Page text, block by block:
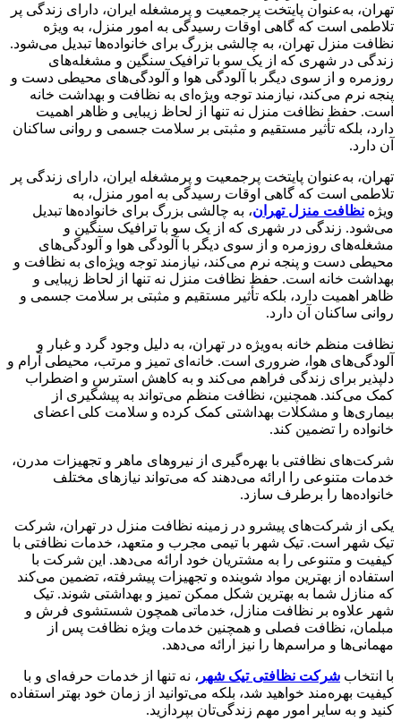
تهران، به‌عنوان پایتخت پرجمعیت و پرمشغله ایران، دارای زندگی پر
تلاطمی است که گاهی اوقات رسیدگی به امور منزل، به ویژه
نظافت منزل تهران، به چالشی بزرگ برای خانواده‌ها تبدیل می‌شود.
زندگی در شهری که از یک سو با ترافیک سنگین و مشغله‌های
روزمره و از سوی دیگر با آلودگی هوا و آلودگی‌های محیطی دست و
پنجه نرم می‌کند، نیازمند توجه ویژه‌ای به نظافت و بهداشت خانه
است. حفظ نظافت منزل نه تنها از لحاظ زیبایی و ظاهر اهمیت
دارد، بلکه تأثیر مستقیم و مثبتی بر سلامت جسمی و روانی ساکنان
آن دارد.
تهران، به‌عنوان پایتخت پرجمعیت و پرمشغله ایران، دارای زندگی پر
تلاطمی است که گاهی اوقات رسیدگی به امور منزل، به
ویژه نظافت منزل تهران، به چالشی بزرگ برای خانواده‌ها تبدیل
می‌شود. زندگی در شهری که از یک سو با ترافیک سنگین و
مشغله‌های روزمره و از سوی دیگر با آلودگی هوا و آلودگی‌های
محیطی دست و پنجه نرم می‌کند، نیازمند توجه ویژه‌ای به نظافت و
بهداشت خانه است. حفظ نظافت منزل نه تنها از لحاظ زیبایی و
ظاهر اهمیت دارد، بلکه تأثیر مستقیم و مثبتی بر سلامت جسمی و
روانی ساکنان آن دارد.
نظافت منظم خانه به‌ویژه در تهران، به دلیل وجود گرد و غبار و
آلودگی‌های هوا، ضروری است. خانه‌ای تمیز و مرتب، محیطی آرام و
دلپذیر برای زندگی فراهم می‌کند و به کاهش استرس و اضطراب
کمک می‌کند. همچنین، نظافت منظم می‌تواند به پیشگیری از
بیماری‌ها و مشکلات بهداشتی کمک کرده و سلامت کلی اعضای
خانواده را تضمین کند.
شرکت‌های نظافتی با بهره‌گیری از نیروهای ماهر و تجهیزات مدرن،
خدمات متنوعی را ارائه می‌دهند که می‌تواند نیازهای مختلف
خانواده‌ها را برطرف سازد.
یکی از شرکت‌های پیشرو در زمینه نظافت منزل در تهران، شرکت
تیک شهر است. تیک شهر با تیمی مجرب و متعهد، خدمات نظافتی با
کیفیت و متنوعی را به مشتریان خود ارائه می‌دهد. این شرکت با
استفاده از بهترین مواد شوینده و تجهیزات پیشرفته، تضمین می‌کند
که منازل شما به بهترین شکل ممکن تمیز و بهداشتی شوند. تیک
شهر علاوه بر نظافت منازل، خدماتی همچون شستشوی فرش و
مبلمان، نظافت فصلی و همچنین خدمات ویژه نظافت پس از
مهمانی‌ها و مراسم‌ها را نیز ارائه می‌دهد.
با انتخاب شرکت نظافتی تیک شهر ، نه تنها از خدمات حرفه‌ای و با
کیفیت بهره‌مند خواهید شد، بلکه می‌توانید از زمان خود بهتر استفاده
کنید و به سایر امور مهم زندگی‌تان بپردازید.